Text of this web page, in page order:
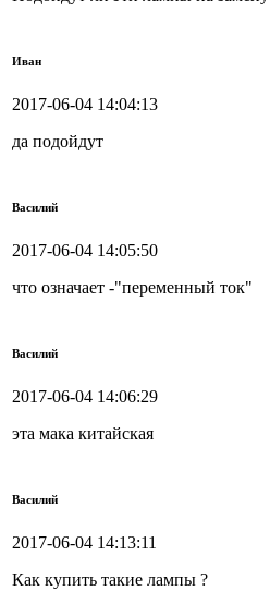
Иван
2017-06-04 14:04:13
да подойдут
Василий
2017-06-04 14:05:50
что означает -"переменный ток"
Василий
2017-06-04 14:06:29
эта мака китайская
Василий
2017-06-04 14:13:11
Как купить такие лампы ?